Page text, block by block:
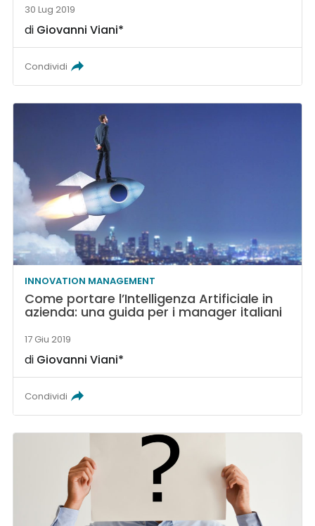
30 Lug 2019
di Giovanni Viani*
Condividi
INNOVATION MANAGEMENT
Come portare l’Intelligenza Artificiale in
azienda: una guida per i manager italiani
17 Giu 2019
di Giovanni Viani*
Condividi